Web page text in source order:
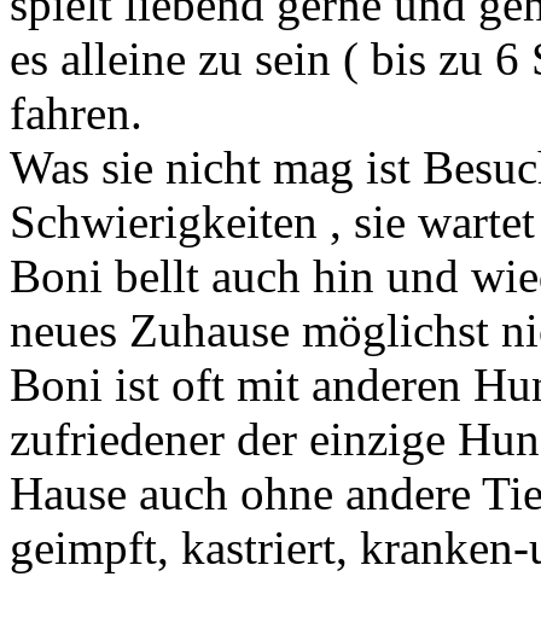
es alleine zu sein ( bis zu
fahren.
Was sie nicht mag ist
Schwierigkeiten , sie
Boni bellt auch hin und
neues Zuhause möglichst
Boni ist oft mit anderen
zufriedener der einzige
Hause auch ohne andere
geimpft, kastriert,